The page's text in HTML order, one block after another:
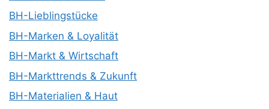
BH-Lieblingstücke
BH-Marken & Loyalität
BH-Markt & Wirtschaft
BH-Markttrends & Zukunft
BH-Materialien & Haut